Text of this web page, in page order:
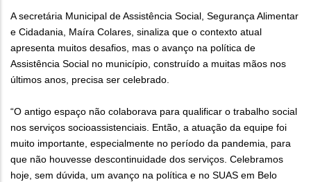
A secretária Municipal de Assistência Social, Segurança Alimentar
e Cidadania, Maíra Colares, sinaliza que o contexto atual
apresenta muitos desafios, mas o avanço na política de
Assistência Social no município, construído a muitas mãos nos
últimos anos, precisa ser celebrado.
“O antigo espaço não colaborava para qualificar o trabalho social
nos serviços socioassistenciais. Então, a atuação da equipe foi
muito importante, especialmente no período da pandemia, para
que não houvesse descontinuidade dos serviços. Celebramos
hoje, sem dúvida, um avanço na política e no SUAS em Belo